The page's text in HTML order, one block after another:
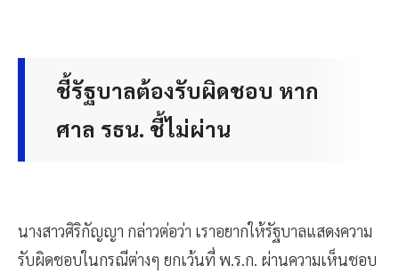
ชี้รัฐบาลต้องรับผิดชอบ หาก
ศาล รธน. ชี้ไม่ผ่าน
นางสาวศิริกัญญา กล่าวต่อว่า เราอยากให้รัฐบาลแสดงความ
รับผิดชอบในกรณีต่างๆ ยกเว้นที่ พ.ร.ก. ผ่านความเห็นชอบ